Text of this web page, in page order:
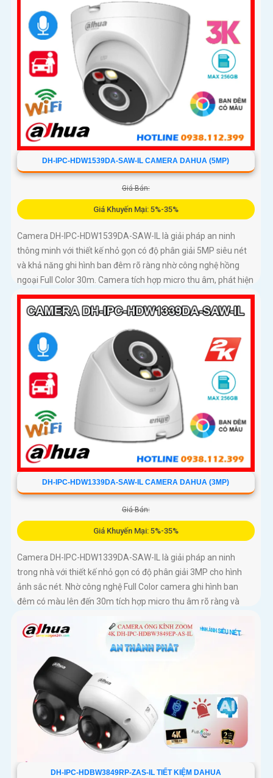
DH-IPC-HDW1539DA-SAW-IL CAMERA DAHUA (5MP)
Giá Bán:
Giá Khuyến Mại: 5%-35%
Camera DH-IPC-HDW1539DA-SAW-IL là giải pháp an ninh
thông minh với thiết kế nhỏ gọn có độ phân giải 5MP siêu nét
và khả năng ghi hình ban đêm rõ ràng nhờ công nghệ hồng
ngoại Full Color 30m. Camera tích hợp micro thu âm, phát hiện
chính xác người và phương tiện, hỗ trợ thẻ nhớ lên đến 256GB,
đảm bảo ghi hình liên tục và hiệu quả
DH-IPC-HDW1339DA-SAW-IL CAMERA DAHUA (3MP)
Giá Bán:
Giá Khuyến Mại: 5%-35%
Camera DH-IPC-HDW1339DA-SAW-IL là giải pháp an ninh
trong nhà với thiết kế nhỏ gọn có độ phân giải 3MP cho hình
ảnh sắc nét. Nhờ công nghệ Full Color camera ghi hình ban
đêm có màu lên đến 30m tích hợp micro thu âm rõ ràng và
DH-IPC-HDBW3849RP-ZAS-IL TIẾT KIỆM DAHUA